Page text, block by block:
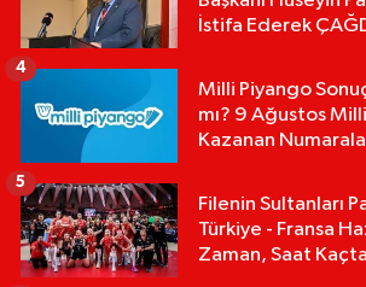
İstifa Ederek
Milli Piyango
mı? 9 Ağustos
Kazanan
4
Filenin Sultanları
Türkiye - Fransa
Zaman, Saat
5